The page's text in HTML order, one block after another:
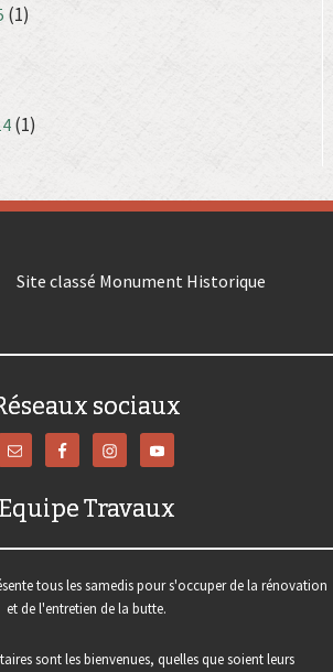
(1)
(1)
Site classé Monument Historique
sociaux
Equipe Travaux
tous les samedis pour s'occuper de la rénovation
et de l'entretien de la butte.
sont les bienvenues, quelles que soient leurs